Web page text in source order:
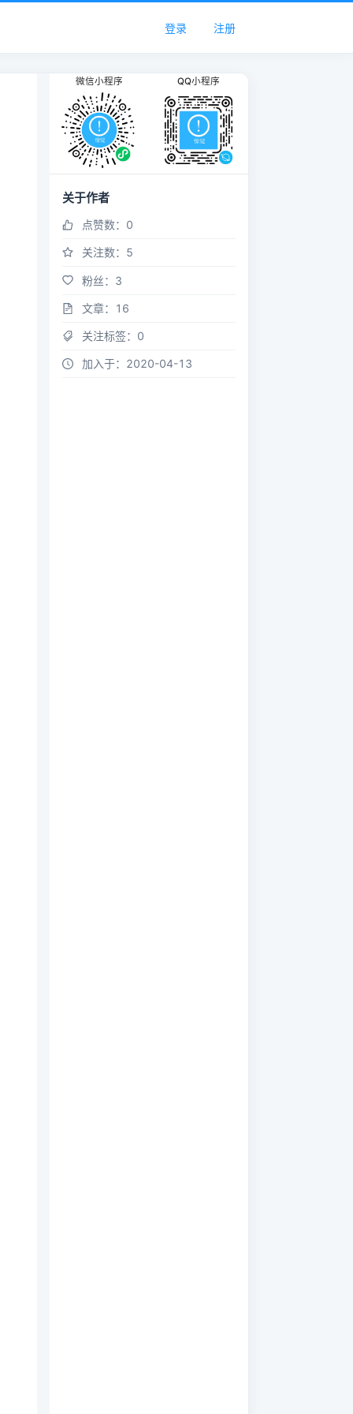
登录 注册
微信小程序 QQ小程序
关于作者
点赞数： 0
关注数： 5
粉丝： 3
文章： 16
关注标签： 0
加入于： 2020-04-13